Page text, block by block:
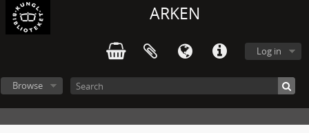
ARKEN
Log in
Browse